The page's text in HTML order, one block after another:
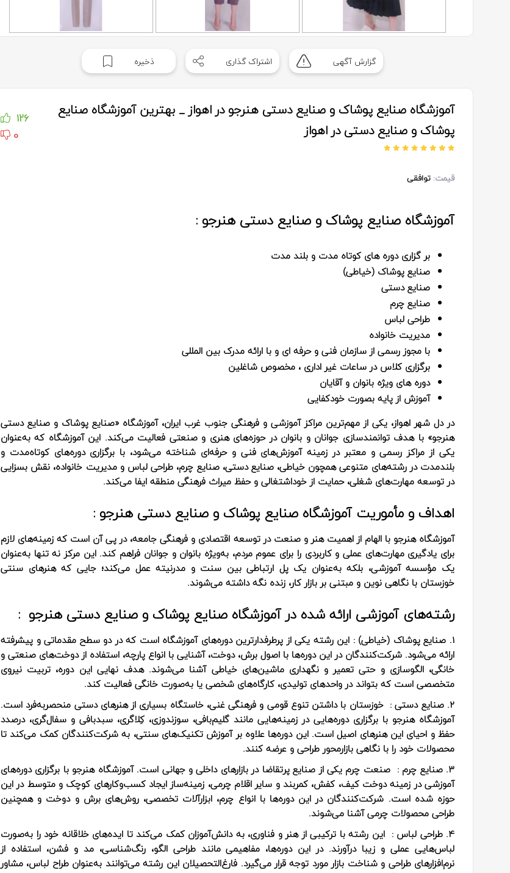
گزارش آگهی اشتراک گذاری ذخیره
آموزشگاه صنایع پوشاک و صنایع دستی هنرجو در اهواز _ بهترین آموزشگاه صنایع
پوشاک و صنایع دستی در اهواز
126
0
قیمت: توافقی
آموزشگاه صنایع پوشاک و صنایع دستی هنرجو :
بر گزاری دوره های کوتاه مدت و بلند مدت
صنایع پوشاک (خیاطی)
صنایع دستی
صنایع چرم
طراحی لباس
مدیریت خانواده
با مجوز رسمی از سازمان فنی و حرفه ای و با ارائه مدرک بین المللی
برگزاری کلاس در ساعات غیر اداری ، مخصوص شاغلین
دوره های ویژه بانوان و آقایان
آموزش از پایه بصورت خودکفایی
در دل شهر اهواز، یکی از مهم‌ترین مراکز آموزشی و فرهنگی جنوب غرب ایران، آموزشگاه «صنایع پوشاک و صنایع دستی
هنرجو» با هدف توانمندسازی جوانان و بانوان در حوزه‌های هنری و صنعتی فعالیت می‌کند. این آموزشگاه که به‌عنوان
یکی از مراکز رسمی و معتبر در زمینه آموزش‌های فنی و حرفه‌ای شناخته می‌شود، با برگزاری دوره‌های کوتاه‌مدت و
بلندمدت در رشته‌های متنوعی همچون خیاطی، صنایع دستی، صنایع چرم، طراحی لباس و مدیریت خانواده، نقش بسزایی
در توسعه مهارت‌های شغلی، حمایت از خوداشتغالی و حفظ میراث فرهنگی منطقه ایفا می‌کند.
اهداف و مأموریت آموزشگاه صنایع پوشاک و صنایع دستی هنرجو :
آموزشگاه هنرجو با الهام از اهمیت هنر و صنعت در توسعه اقتصادی و فرهنگی جامعه، در پی آن است که زمینه‌های لازم
برای یادگیری مهارت‌های عملی و کاربردی را برای عموم مردم، به‌ویژه بانوان و جوانان فراهم کند. این مرکز نه تنها به‌عنوان
یک مؤسسه آموزشی، بلکه به‌عنوان یک پل ارتباطی بین سنت و مدرنیته عمل می‌کند؛ جایی که هنرهای سنتی
خوزستان با نگاهی نوین و مبتنی بر بازار کار، زنده نگه داشته می‌شوند.
رشته‌های آموزشی ارائه‌ شده در آموزشگاه صنایع پوشاک و صنایع دستی هنرجو :
1. صنایع پوشاک (خیاطی) :
این رشته یکی از پرطرفدارترین دوره‌های آموزشگاه است که در دو سطح مقدماتی و پیشرفته
ارائه می‌شود. شرکت‌کنندگان در این دوره‌ها با اصول برش، دوخت، آشنایی با انواع پارچه، استفاده از دوخت‌های صنعتی و
خانگی، الگوسازی و حتی تعمیر و نگهداری ماشین‌های خیاطی آشنا می‌شوند. هدف نهایی این دوره، تربیت نیروی
متخصصی است که بتواند در واحدهای تولیدی، کارگاه‌های شخصی یا به‌صورت خانگی فعالیت کند.
2. صنایع دستی :
خوزستان با داشتن تنوع قومی و فرهنگی غنی، خاستگاه بسیاری از هنرهای دستی منحصربه‌فرد است.
آموزشگاه هنرجو با برگزاری دوره‌هایی در زمینه‌هایی مانند گلیم‌بافی، سوزندوزی، کِلاگری، سبدبافی و سفال‌گری، درصدد
حفظ و احیای این هنرهای اصیل است. این دوره‌ها علاوه بر آموزش تکنیک‌های سنتی، به شرکت‌کنندگان کمک می‌کند تا
محصولات خود را با نگاهی بازارمحور طراحی و عرضه کنند.
3. صنایع چرم :
صنعت چرم یکی از صنایع پرتقاضا در بازارهای داخلی و جهانی است. آموزشگاه هنرجو با برگزاری دوره‌های
آموزشی در زمینه دوخت کیف، کفش، کمربند و سایر اقلام چرمی، زمینه‌ساز ایجاد کسب‌وکارهای کوچک و متوسط در این
حوزه شده است. شرکت‌کنندگان در این دوره‌ها با انواع چرم، ابزارآلات تخصصی، روش‌های برش و دوخت و همچنین
طراحی محصولات چرمی آشنا می‌شوند.
4. طراحی لباس :
این رشته با ترکیبی از هنر و فناوری، به دانش‌آموزان کمک می‌کند تا ایده‌های خلاقانه خود را به‌صورت
لباس‌هایی عملی و زیبا درآورند. در این دوره‌ها، مفاهیمی مانند طراحی الگو، رنگ‌شناسی، مد و فشن، استفاده از
نرم‌افزارهای طراحی و شناخت بازار مورد توجه قرار می‌گیرد. فارغ‌التحصیلان این رشته می‌توانند به‌عنوان طراح لباس، مشاور